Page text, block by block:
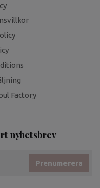
Factory
nyhetsbrev
Prenumerera